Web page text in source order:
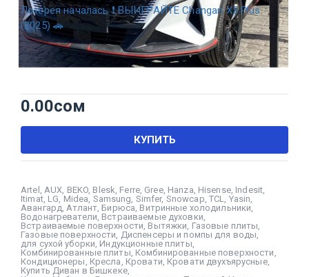
Лотерея началась ❗ ВЫИГРАЙТЕ Changan X5 Plus
(2025) 🚗
0.00сом
КУПИТЬ
Artel AUX BEKO Blesk Ferre, Gree, Hanza Hisense, Indesit
Itimat, LG Midea Samsung Simfer, Snowcap TCL Yasin
Авангард Атлант ,Бирюса Витринные холодильники
Водонагреватели Встраиваемые духовки
Встраиваемые поверхности Вытяжки Газовые плиты
Газовые поверхности
Диспенсеры и помпы для воды
для сухой уборки Индукционные плиты
Комбинированные плиты Комбинированные поверхности
Кондиционеры Кресла Кровати Кровати двухъярусные,
Купить Диван в Бишкеке,